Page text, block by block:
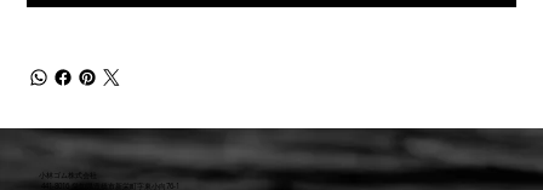
小林ゴム株式会社
441-8016 愛知県豊橋市新栄町字東小向76-1